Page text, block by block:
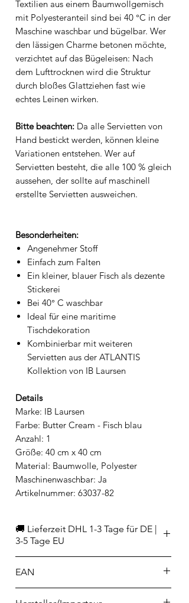
Textilien aus einem Baumwollgemisch
mit Polyesteranteil sind bei 40 °C in der
Maschine waschbar und bügelbar. Wer
den lässigen Charme betonen möchte,
verzichtet auf das Bügeleisen: Nach
dem Lufttrocknen wird die Struktur
durch bloßes Glattziehen fast wie
echtes Leinen wirken.
Bitte beachten: Da alle Servietten von
Hand bestickt werden, können kleine
Variationen entstehen. Wer auf
Servietten besteht, die alle 100 % gleich
aussehen, der sollte auf maschinell
erstellte Servietten ausweichen.
Besonderheiten:
Angenehmer Stoff
Einfach zum Falten
Ein kleiner, blauer Fisch als dezente
Stickerei
Bei 40° C waschbar
Ideal für eine maritime
Tischdekoration
Kombinierbar mit weiteren
Servietten aus der ATLANTIS
Kollektion von IB Laursen
Details
Marke: IB Laursen
Farbe: Butter Cream - Fisch blau
Anzahl: 1
Größe: 40 cm x 40 cm
Material: Baumwolle, Polyester
Maschinenwaschbar: Ja
Artikelnummer: 63037-82
🚚 Lieferzeit DHL 1-3 Tage für DE |
3-5 Tage EU
EAN